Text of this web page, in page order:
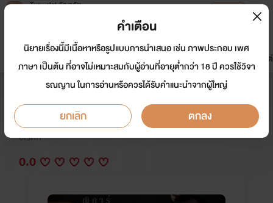
Tunwalai ธัญวลัย
หน้าแรก นิยาย อีบุ๊ก การ์ตูน
มาใหม่
ดรีมแชท ธัญลิสต์
โคตรรัก(ผัวฝรั่ง) nc 35+++
นักเขียน: ณิการ์
อีโรติก
0.0
คำเตือน
นิยายเรื่องนี้มีเนื้อหาหรือรูปแบบการนำเสนอ เช่น ภาพประกอบ เพศ
ภาษา เป็นต้น ที่อาจไม่เหมาะสมกับผู้อ่านที่อายุต่ำกว่า 18 ปี ควรใช้วิจา
รณญาน ในการอ่านหรือควรได้รับคำแนะนำจากผู้ใหญ่
ยกเลิก ตกลง